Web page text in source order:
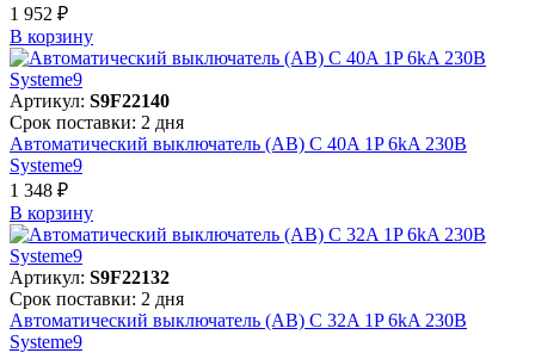
1 952 ₽
В корзинy
Артикул: S9F22140
Срок поставки: 2 дня
Автоматический выключатель (АВ) C 40A 1P 6kA 230В
Systeme9
1 348 ₽
В корзинy
Артикул: S9F22132
Срок поставки: 2 дня
Автоматический выключатель (АВ) C 32A 1P 6kA 230В
Systeme9